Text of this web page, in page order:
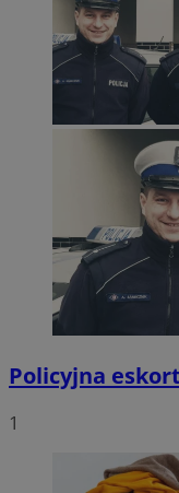
Policyjna
1